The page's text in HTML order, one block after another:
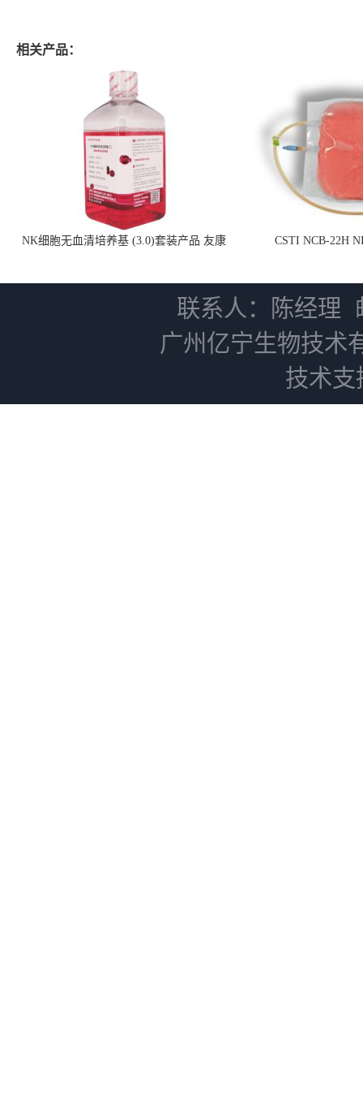
相关产品：
NK细胞无血清培养基 (3.0)套装产品 友康
CSTI NCB-22H
联系人：陈经理
广州亿宁生物技术
技术